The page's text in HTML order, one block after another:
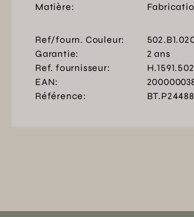
Matière:
Ref/fourn. Couleur:
Garantie:
2 ans
Ref. fournisseur:
EAN:
Référence: